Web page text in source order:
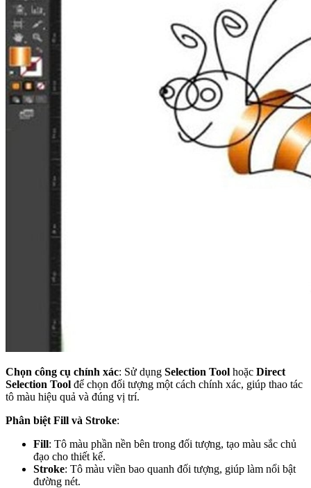
Chọn công cụ chính xác: Sử dụng Selection Tool hoặc Direct
Selection Tool để chọn đối tượng một cách chính xác, giúp thao tác
tô màu hiệu quả và đúng vị trí.
Phân biệt Fill và Stroke:
Fill: Tô màu phần nền bên trong đối tượng, tạo màu sắc chủ
đạo cho thiết kế.
Stroke: Tô màu viền bao quanh đối tượng, giúp làm nổi bật
đường nét.